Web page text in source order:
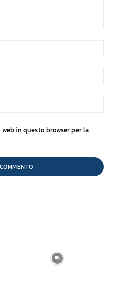
in questo browser per la